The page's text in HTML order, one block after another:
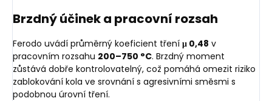
Brzdný účinek a pracovní rozsah
Ferodo uvádí průměrný koeficient tření μ 0,48 v
pracovním rozsahu 200–750 °C. Brzdný moment
zůstává dobře kontrolovatelný, což pomáhá omezit riziko
zablokování kola ve srovnání s agresivními směsmi s
podobnou úrovní tření.